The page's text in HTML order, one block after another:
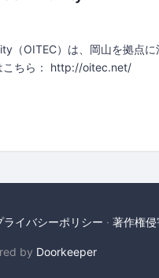
（OITEC）は、岡山を拠点
こちら： http://oitec.net/
ライバシーポリシー 著作権
by Doorkeeper